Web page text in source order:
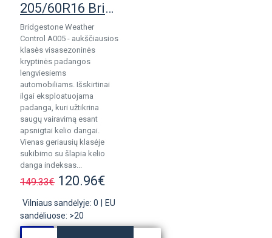
205/60R16 Bridgestone W-Control A005
Bridgestone Weather
Control A005 - aukščiausios
klasės visasezoninės
kryptinės padangos
lengviesiems
automobiliams. Išskirtinai
ilgai eksploatuojama
padanga, kuri užtikrina
saugų vairavimą esant
apsnigtai kelio dangai.
Vienas geriausių klasėje
sukibimo su šlapia kelio
danga indeksas...
149.33€ 120.96€
Vilniaus sandėlyje: 0
EU
sandėliuose: >20